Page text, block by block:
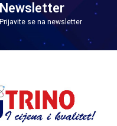
Newsletter
Prijavite se na newsletter